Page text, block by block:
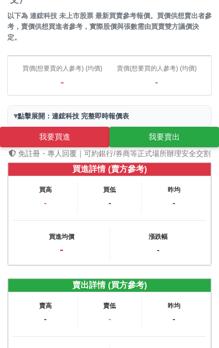
以下為 連鋐科技 未上市股票 最新買賣參考報價。買價供想賣出者參
考，賣價供想買進者參考，實際股價與張數需由買賣雙方議價決
定。
買價(想要賣的人參考) (均價)
-
賣價(想要買的人參考) (均價)
-
▾點擊展開：連鋐科技 完整即時報價表
我要買進
我要賣出
免註冊・專人回覆｜可約銀行/券商等正式場所辦理安全交割
買進詳情 (賣方參考)
買高
-
買低
-
昨均
-
買進均價
-
漲跌幅
-
賣出詳情 (買方參考)
賣高
-
賣低
-
昨均
-